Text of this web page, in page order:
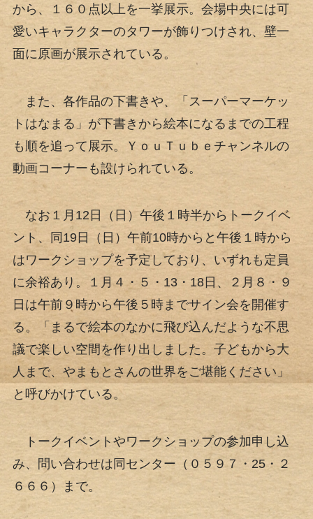
から、１６０点以上を一挙展示。会場中央には可
愛いキャラクターのタワーが飾りつけされ、壁一
面に原画が展示されている。
また、各作品の下書きや、「スーパーマーケッ
トはなまる」が下書きから絵本になるまでの工程
も順を追って展示。ＹｏｕＴｕｂｅチャンネルの
動画コーナーも設けられている。
なお１月12日（日）午後１時半からトークイベ
ント、同19日（日）午前10時からと午後１時から
はワークショップを予定しており、いずれも定員
に余裕あり。１月４・５・13・18日、２月８・９
日は午前９時から午後５時までサイン会を開催す
る。「まるで絵本のなかに飛び込んだような不思
議で楽しい空間を作り出しました。子どもから大
人まで、やまもとさんの世界をご堪能ください」
と呼びかけている。
トークイベントやワークショップの参加申し込
み、問い合わせは同センター（０５９７・25・２
６６６）まで。